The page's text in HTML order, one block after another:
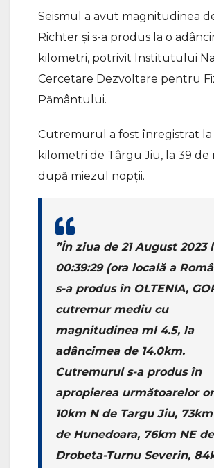
Seismul a avut magnitudinea
Richter și s-a produs la o
kilometri, potrivit Institutului
Cercetare Dezvoltare pentru
Pământului.
Cutremurul a fost înregistrat la
kilometri de Târgu Jiu, la 39
după miezul nopții.
”În ziua de 21 August 2023
00:39:29 (ora locală a
s-a produs în OLTENIA,
cutremur mediu cu
magnitudinea ml 4.5, la
adâncimea de 14.0km.
Cutremurul s-a produs în
apropierea următoarelor
10km N de Targu Jiu, 73km
de Hunedoara, 76km NE de
Drobeta-Turnu Severin,